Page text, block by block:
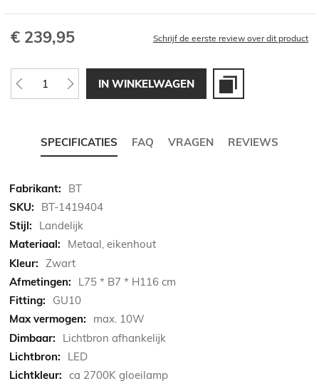
€ 239,95 Schrijf de eerste review over dit product
IN WINKELWAGEN
SPECIFICATIES FAQ VRAGEN REVIEWS
Meer
informatie
BT
BT-1419404
Landelijk
Metaal, eikenhout
Zwart
L75 * B7 * H116 cm
GU10
max. 10W
Lichtbron afhankelijk
LED
ca 2700K gloeilamp